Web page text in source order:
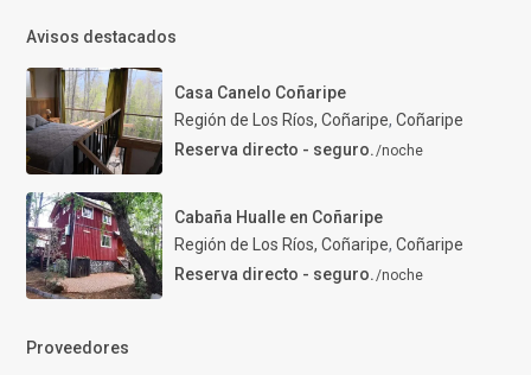
Avisos destacados
Casa Canelo Coñaripe
Región de Los Ríos, Coñaripe, Coñaripe
Reserva directo - seguro./noche
Cabaña Hualle en Coñaripe
Región de Los Ríos, Coñaripe, Coñaripe
Reserva directo - seguro./noche
Proveedores